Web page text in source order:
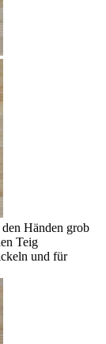
Händen grob
Teig
und für